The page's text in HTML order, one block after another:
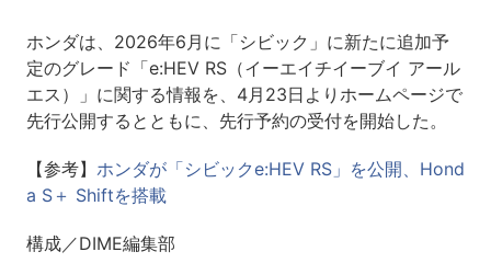
ホンダは、2026年6月に「シビック」に新たに追加予
定のグレード「e:HEV RS（イーエイチイーブイ アール
エス）」に関する情報を、4月23日よりホームページで
先行公開するとともに、先行予約の受付を開始した。
【参考】 ホンダが「シビックe:HEV RS」を公開、Hond
a S＋ Shiftを搭載
構成／DIME編集部